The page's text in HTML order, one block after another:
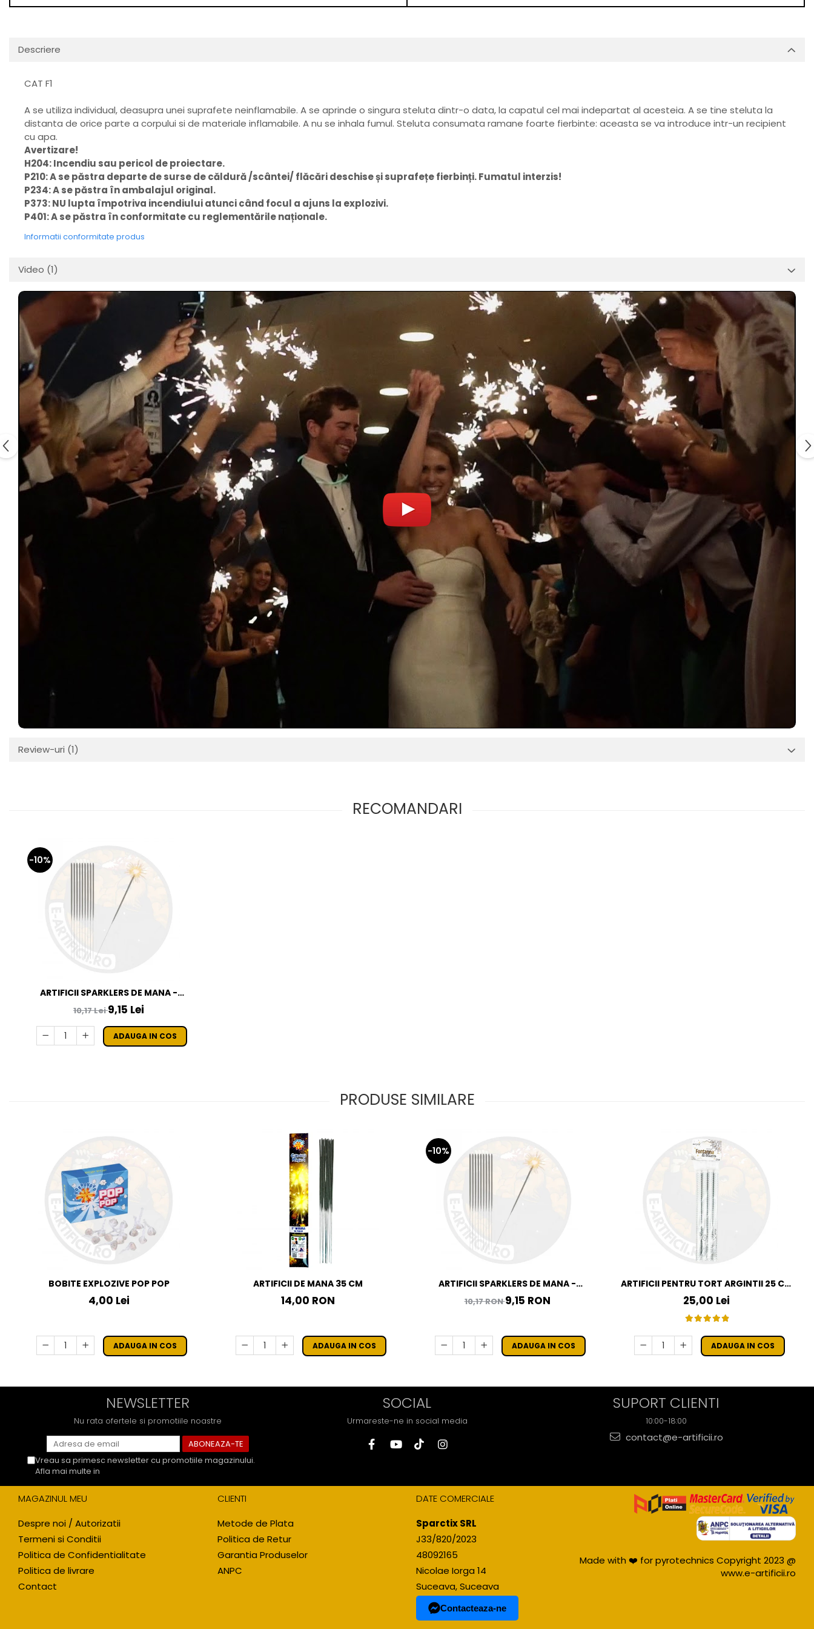
Descriere
CAT F1
A se utiliza individual, deasupra unei suprafete neinflamabile. A se aprinde o singura steluta dintr-o data, la capatul cel mai indepartat al acesteia. A se tine steluta la
distanta de orice parte a corpului si de materiale inflamabile. A nu se inhala fumul. Steluta consumata ramane foarte fierbinte: aceasta se va introduce intr-un recipient
cu apa.
Avertizare!
H204: Incendiu sau pericol de proiectare.
P210: A se păstra departe de surse de căldură /scântei/ flăcări deschise și suprafețe fierbinți. Fumatul interzis!
P234: A se păstra în ambalajul original.
P373: NU lupta împotriva incendiului atunci când focul a ajuns la explozivi.
P401: A se păstra în conformitate cu reglementările naționale.
Informatii conformitate produs
Video (1)
Review-uri (1)
RECOMANDARI
-10%
ARTIFICII SPARKLERS DE MANA -
STELUTE DE BRAD 28 CM - SET 10 BUC
10,17 Lei9,15 Lei
ADAUGA IN COS
PRODUSE SIMILARE
BOBITE EXPLOZIVE POP POP
4,00 Lei
ADAUGA IN COS
ARTIFICII DE MANA 35 CM
14,00 RON
ADAUGA IN COS
-10%
ARTIFICII SPARKLERS DE MANA -
STELUTE DE BRAD 28 CM - SET 10 BUC
10,17 RON9,15 RON
ADAUGA IN COS
ARTIFICII PENTRU TORT ARGINTII 25 CM
SET 4 BUC
25,00 Lei
ADAUGA IN COS
NEWSLETTER
Nu rata ofertele si promotiile noastre
Vreau sa primesc newsletter cu promotiile magazinului.
Afla mai multe in
SOCIAL
Urmareste-ne in social media
SUPORT CLIENTI
10:00-18:00
contact@e-artificii.ro
MAGAZINUL MEU
Despre noi / Autorizatii
Termeni si Conditii
Politica de Confidentialitate
Politica de livrare
Contact
CLIENTI
Metode de Plata
Politica de Retur
Garantia Produselor
ANPC
DATE COMERCIALE
Sparctix SRL
J33/820/2023
48092165
Nicolae Iorga 14
Suceava, Suceava
Contacteaza-ne
Made with ❤️ for pyrotechnics Copyright 2023 @
www.e-artificii.ro